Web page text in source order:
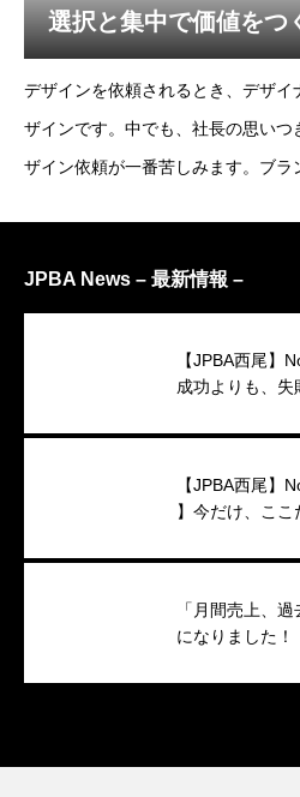
選択と集中で価値をつ
ランド力を上げる》
デザインを依頼されるとき、デザ
ザインです。中でも、社長の思い
ザイン依頼が一番苦しみます。ブラ
JPBA News – 最新情報 –
【JPBA西尾】
成功よりも、失
【JPBA西尾】
】今だけ、ここ
「月間売上、
になりました！